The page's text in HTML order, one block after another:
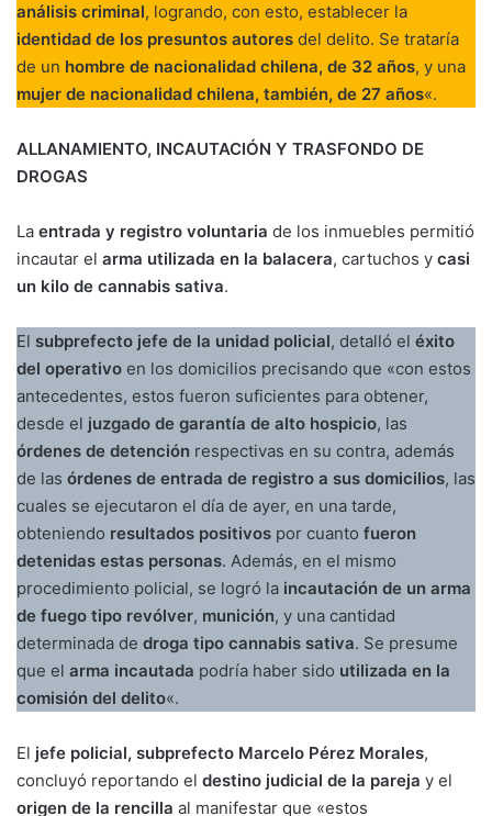
análisis criminal, logrando, con esto, establecer la
identidad de los presuntos autores del delito. Se trataría
de un hombre de nacionalidad chilena, de 32 años, y una
mujer de nacionalidad chilena, también, de 27 años«.
ALLANAMIENTO, INCAUTACIÓN Y TRASFONDO DE
DROGAS
La entrada y registro voluntaria de los inmuebles permitió
incautar el arma utilizada en la balacera, cartuchos y casi
un kilo de cannabis sativa.
El subprefecto jefe de la unidad policial, detalló el éxito
del operativo en los domicilios precisando que «con estos
antecedentes, estos fueron suficientes para obtener,
desde el juzgado de garantía de alto hospicio, las
órdenes de detención respectivas en su contra, además
de las órdenes de entrada de registro a sus domicilios, las
cuales se ejecutaron el día de ayer, en una tarde,
obteniendo resultados positivos por cuanto fueron
detenidas estas personas. Además, en el mismo
procedimiento policial, se logró la incautación de un arma
de fuego tipo revólver, munición, y una cantidad
determinada de droga tipo cannabis sativa. Se presume
que el arma incautada podría haber sido utilizada en la
comisión del delito«.
El jefe policial, subprefecto Marcelo Pérez Morales,
concluyó reportando el destino judicial de la pareja y el
origen de la rencilla al manifestar que «estos